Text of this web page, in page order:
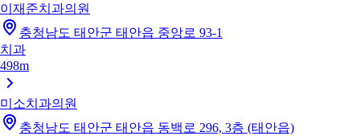
이재준치과의원
충청남도 태안군 태안읍 중앙로 93-1
치과
498m
미소치과의원
충청남도 태안군 태안읍 동백로 296, 3층 (태안읍)